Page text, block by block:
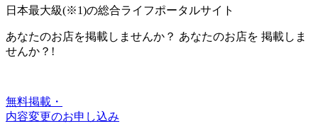
日本最大級(※1)の総合ライフポータルサイト
あなたのお店を掲載しませんか？ あなたのお店を 掲載しま
せんか？!
無料掲載・
内容変更のお申し込み